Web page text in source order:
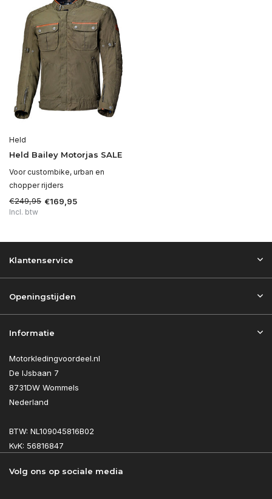
Held
Held Bailey Motorjas SALE
Voor custombike, urban en
chopper rijders
€249,95 €169,95
Incl. btw
Klantenservice
Openingstijden
Informatie
Motorkledingvoordeel.nl
De IJsbaan 7
8731DW Wommels
Nederland
BTW: NL109045816B02
KvK: 56816847
Volg ons op sociale media